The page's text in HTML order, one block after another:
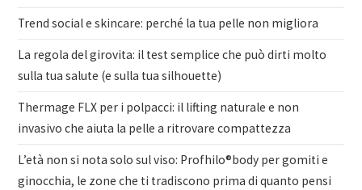
Trend social e skincare: perché la tua pelle non migliora
La regola del girovita: il test semplice che può dirti molto
sulla tua salute (e sulla tua silhouette)
Thermage FLX per i polpacci: il lifting naturale e non
invasivo che aiuta la pelle a ritrovare compattezza
L’età non si nota solo sul viso: Profhilo®body per gomiti e
ginocchia, le zone che ti tradiscono prima di quanto pensi